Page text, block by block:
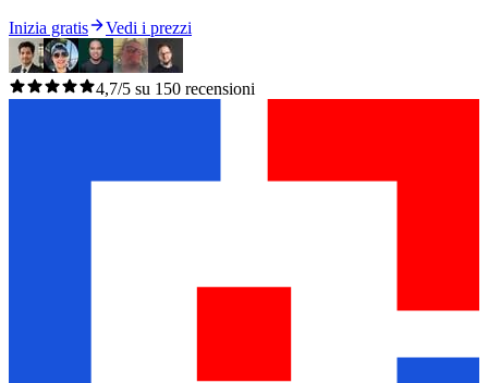
Inizia gratis Vedi i prezzi
4,7/5 su 150 recensioni